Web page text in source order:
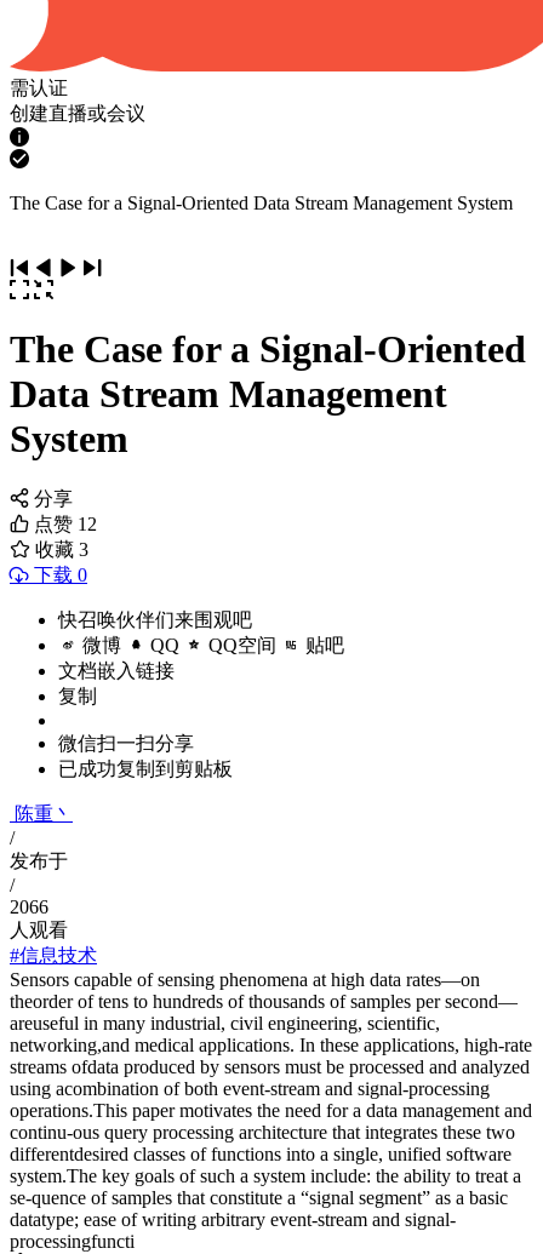
需认证
创建直播或会议
The Case for a Signal-Oriented Data Stream Management System
The Case for a Signal-Oriented
Data Stream Management
System
分享
点赞 12
收藏 3
下载 0
快召唤伙伴们来围观吧
微博 QQ QQ空间 贴吧
文档嵌入链接
复制
微信扫一扫分享
已成功复制到剪贴板
陈重丶
/
发布于
/
2066
人观看
#信息技术
Sensors capable of sensing phenomena at high data rates—on
theorder of tens to hundreds of thousands of samples per second—
areuseful in many industrial, civil engineering, scientific,
networking,and medical applications. In these applications, high-rate
streams ofdata produced by sensors must be processed and analyzed
using acombination of both event-stream and signal-processing
operations.This paper motivates the need for a data management and
continu-ous query processing architecture that integrates these two
differentdesired classes of functions into a single, unified software
system.The key goals of such a system include: the ability to treat a
se-quence of samples that constitute a “signal segment” as a basic
datatype; ease of writing arbitrary event-stream and signal-
processingfuncti